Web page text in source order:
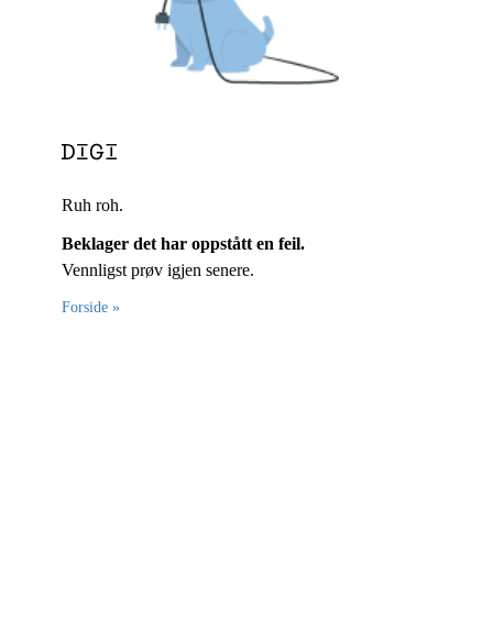
Ruh roh.
Beklager det har oppstått en feil.
Vennligst prøv igjen senere.
Forside »